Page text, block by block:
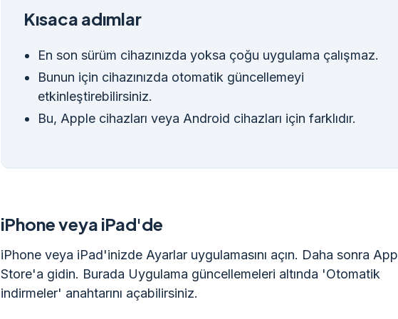
Kısaca adımlar
En son sürüm cihazınızda yoksa çoğu uygulama çalışmaz.
Bunun için cihazınızda otomatik güncellemeyi
etkinleştirebilirsiniz.
Bu, Apple cihazları veya Android cihazları için farklıdır.
iPhone veya iPad'de
iPhone veya iPad'inizde Ayarlar uygulamasını açın. Daha sonra App
Store'a gidin. Burada Uygulama güncellemeleri altında 'Otomatik
indirmeler' anahtarını açabilirsiniz.